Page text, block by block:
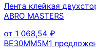
Лента клейкая
ABRO MASTERS
от 1 068,54 ₽
BE30MM5M1